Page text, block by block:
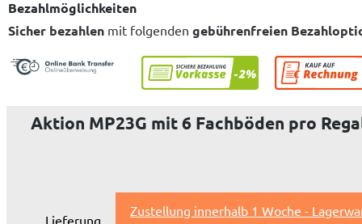
Bezahlmöglichkeiten
Sicher bezahlen mit folgenden gebührenfreien
Aktion MP23G mit 6 Fachböden pro
Lieferung
Zustellung innerhalb 1 Woche -